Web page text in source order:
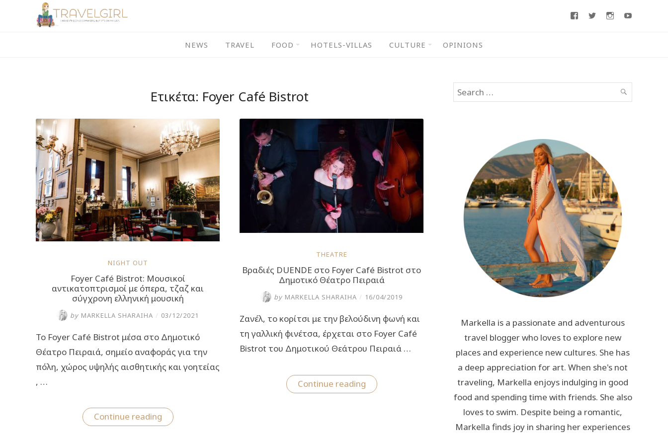
FacebookTwitterInstagram
NEWS TRAVEL FOOD HOTELS-VILLAS CULTURE OPINIONS
Ετικέτα: Foyer Café Bistrot
NIGHT OUT
Foyer Café Bistrot: Μουσικοί
αντικατοπτρισμοί με όπερα, τζαζ και
σύγχρονη ελληνική μουσική
by MARKELLA SHARAIHA / 03/12/2021
Το Foyer Café Bistrot μέσα στο Δημοτικό
Θέατρο Πειραιά, σημείο αναφοράς για την
πόλη, χώρος υψηλής αισθητικής και γοητείας
, …
Continue reading“Foyer
Café
THEATRE
Βραδιές ​DUENDE στο Foyer Café Bistrot στο
Δημοτικό Θέατρο Πειραιά
by MARKELLA SHARAIHA / 16/04/2019
Ζανέλ, το κορίτσι με την βελούδινη φωνή και
τη γαλλική φινέτσα, έρχεται στο Foyer Café
Bistrot του Δημοτικού Θεάτρου Πειραιά …
Continue reading“Βραδιές
Search
for:
SEARCH
Markella is a passionate and adventurous
travel blogger who loves to explore new
places and experience new cultures. She has
a deep appreciation for art. When she's not
traveling, Markella enjoys indulging in good
food and spending time with friends. She also
loves to swim. Despite being a romantic,
Markella finds joy in sharing her experiences